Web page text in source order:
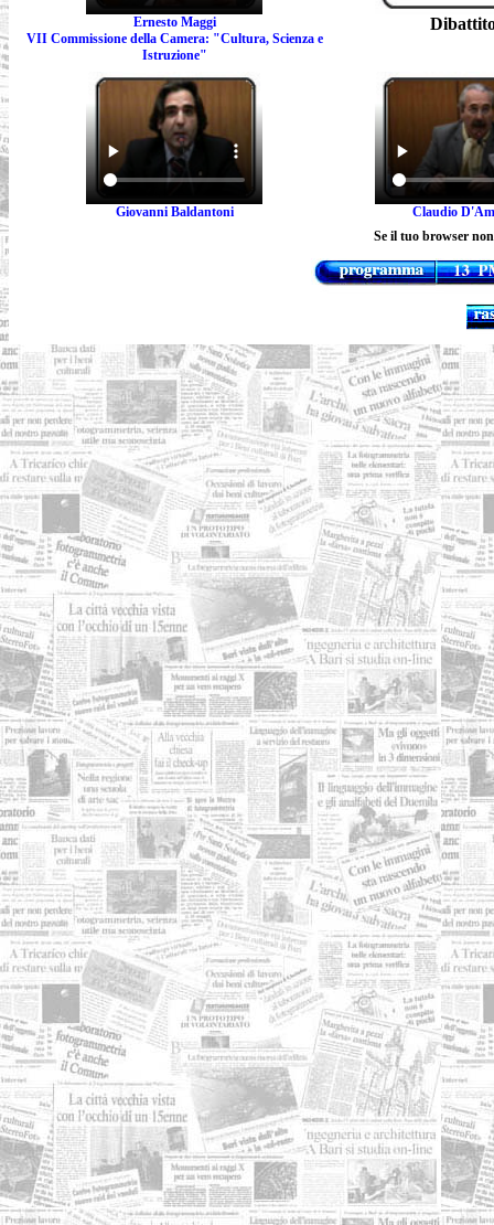
Ernesto Maggi
VII Commissione della Camera: "Cultura, Scienza e
Istruzione"
Giovanni Baldantoni
Claudio
Se il tuo browser